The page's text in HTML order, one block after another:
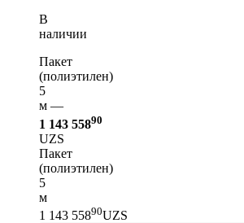
В
наличии
Пакет
(полиэтилен)
5
м —
1 143 55890
UZS
Пакет
(полиэтилен)
5
м
1 143 55890UZS